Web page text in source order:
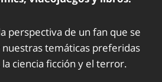
perspectiva de un fan que se
temáticas preferidas
la ciencia ficción y el terror.